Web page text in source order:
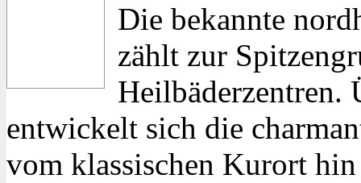
Die bekannte
zählt zur
Heilbäderzentren.
entwickelt sich die
vom klassischen Kurort